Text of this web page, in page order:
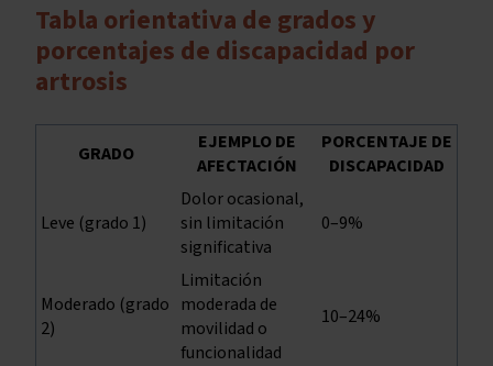
Tabla orientativa de grados y
porcentajes de discapacidad por
artrosis
GRADO
EJEMPLO DE
AFECTACIÓN
PORCENTAJE DE
DISCAPACIDAD
Leve (grado 1)
Dolor ocasional,
sin limitación
significativa
0–9%
Moderado (grado
2)
Limitación
moderada de
movilidad o
funcionalidad
10–24%